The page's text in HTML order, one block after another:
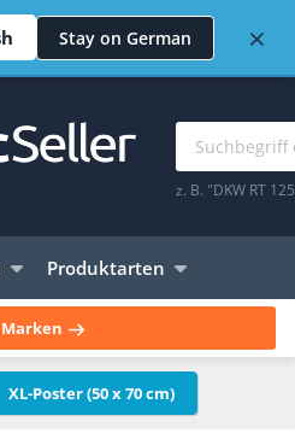
Stay on German ×
z. B. "DKW RT
Produktarten
XL-Poster (50 x 70 cm)